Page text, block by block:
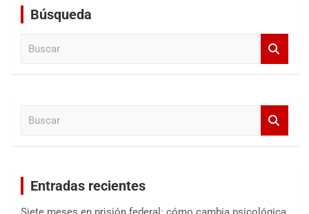
Búsqueda
Entradas recientes